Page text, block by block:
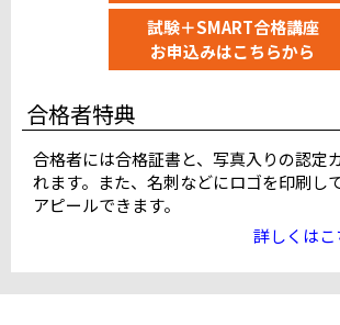
烏丸御池テストセンター 10F
大阪駅前テストセンター（4F）
難波テストセンター（なんば池田ビル）
神戸三宮テストセンター
近鉄奈良駅前テストセンター
和歌山十番丁テストセンター
阪急西宮北口駅前テストセンター
中国・四国
試験＋SMART合格講座
お申込みはこちらから
合格者特典
合格者には合格証書と、写真入りの認定
れます。また、名刺などにロゴを印刷し
アピールできます。
詳しくは